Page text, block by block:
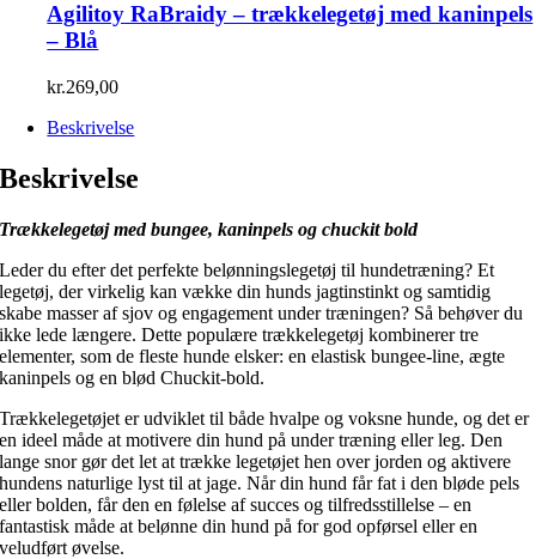
Agilitoy RaBraidy – trækkelegetøj med kaninpels
– Blå
kr.269,00
Beskrivelse
Beskrivelse
Trækkelegetøj med bungee, kaninpels og chuckit bold
Leder du efter det perfekte belønningslegetøj til hundetræning? Et
legetøj, der virkelig kan vække din hunds jagtinstinkt og samtidig
skabe masser af sjov og engagement under træningen? Så behøver du
ikke lede længere. Dette populære trækkelegetøj kombinerer tre
elementer, som de fleste hunde elsker: en elastisk bungee-line, ægte
kaninpels og en blød Chuckit-bold.
Trækkelegetøjet er udviklet til både hvalpe og voksne hunde, og det er
en ideel måde at motivere din hund på under træning eller leg. Den
lange snor gør det let at trække legetøjet hen over jorden og aktivere
hundens naturlige lyst til at jage. Når din hund får fat i den bløde pels
eller bolden, får den en følelse af succes og tilfredsstillelse – en
fantastisk måde at belønne din hund på for god opførsel eller en
veludført øvelse.